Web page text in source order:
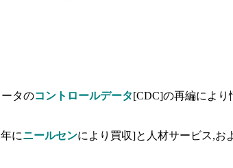
タのコントロールデータ[CDC]の再編により
にニールセンにより買収]と人材サービス,お